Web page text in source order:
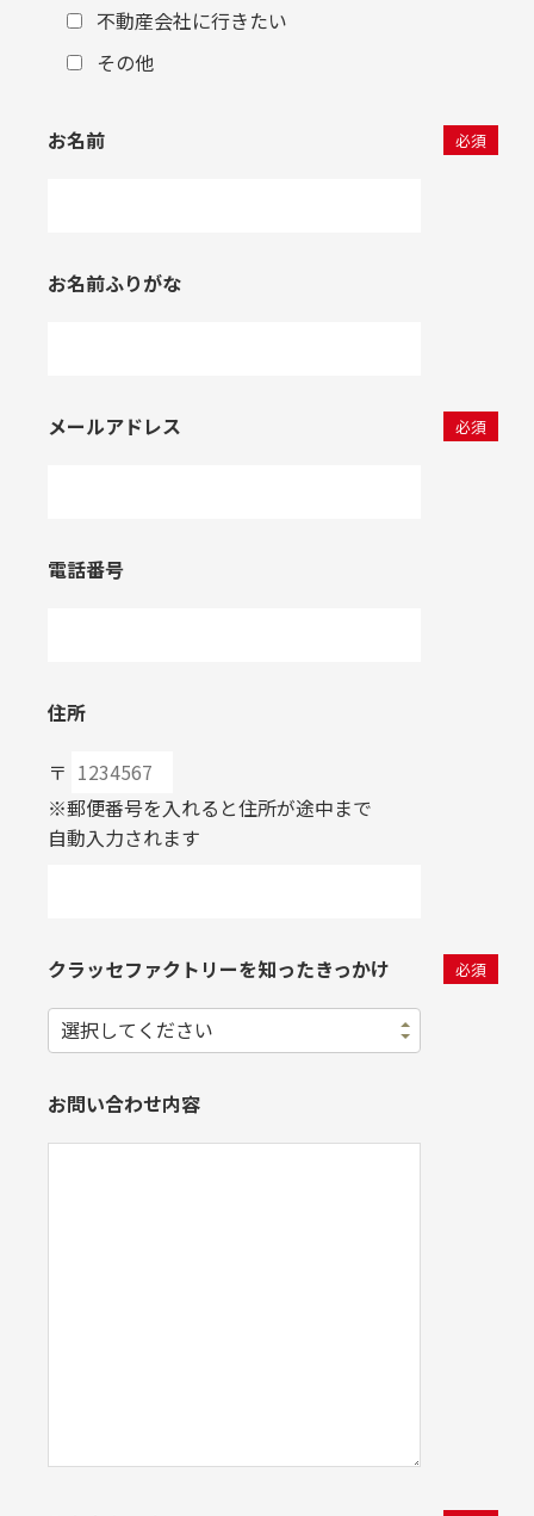
不動産会社に行きたい
その他
お名前 必須
お名前ふりがな
メールアドレス 必須
電話番号
住所
〒
※郵便番号を入れると住所が途中まで
自動入力されます
クラッセファクトリーを知ったきっかけ 必須
お問い合わせ内容